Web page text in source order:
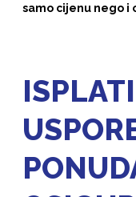
samo cijenu nego i